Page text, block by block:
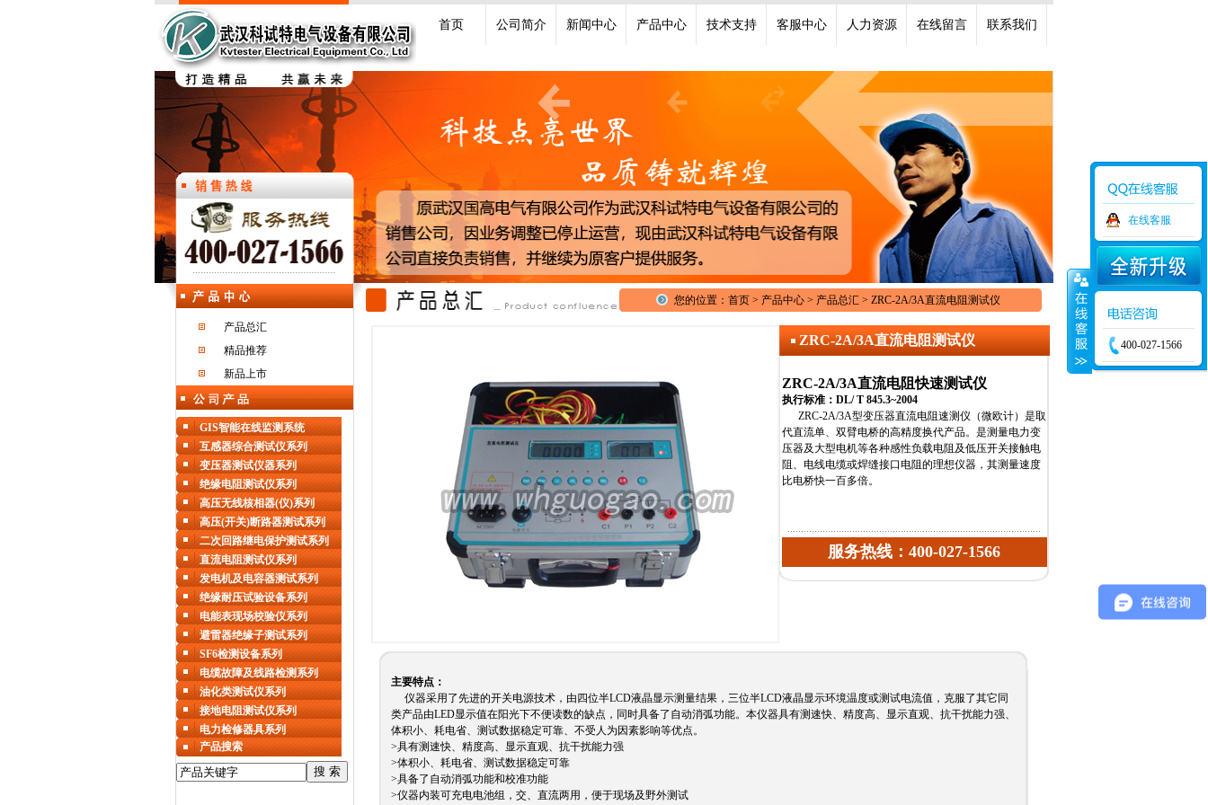
首页 公司简介 新闻中心 产品中心 技术支持 客服中心 人力资源 在线留言 联系我们
产品总汇
精品推荐
新品上市
您的位置：首页 > 产品中心 > 产品总汇 > ZRC-2A/3A直流电阻测试仪
ZRC-2A/3A直流电阻测试仪
ZRC-2A/3A直流电阻快速测试仪
执行标准：DL/ T 845.3~2004
ZRC-2A/3A型变压器直流电阻速测仪（微欧计）是取
代直流单、双臂电桥的高精度换代产品。 是测量电力变
压器及大型电机等各种感性负载电阻及低压开关接触电
阻、电线电缆或焊缝接口电阻的理想仪器，其测量速度
比电桥快一百多倍。
服务热线：400-027-1566
主要特点：
仪器采用了先进的开关电源技术，由四位半LCD液晶显示测量结果，三位半LCD液晶显示环境温度或测试电流值，克服了其它同
类产品由LED显示值在阳光下不便读数的缺点，同时具备了自动消弧功能。本仪器具有测速快、精度高、显示直观、抗干扰能力强、
体积小、耗电省、测试数据稳定可靠、不受人为因素影响等优点。
>具有测速快、精度高、显示直观、抗干扰能力强
>体积小、耗电省、测试数据稳定可靠
>具备了自动消弧功能和校准功能
>仪器内装可充电电池组，交、直流两用，便于现场及野外测试
GIS智能在线监测系统
互感器综合测试仪系列
变压器测试仪器系列
绝缘电阻测试仪系列
高压无线核相器(仪)系列
高压(开关)断路器测试系列
二次回路继电保护测试系列
直流电阻测试仪系列
发电机及电容器测试系列
绝缘耐压试验设备系列
电能表现场校验仪系列
避雷器绝缘子测试系列
SF6检测设备系列
电缆故障及线路检测系列
油化类测试仪系列
接地电阻测试仪系列
电力检修器具系列
产品搜索
在线客服
400-027-1566